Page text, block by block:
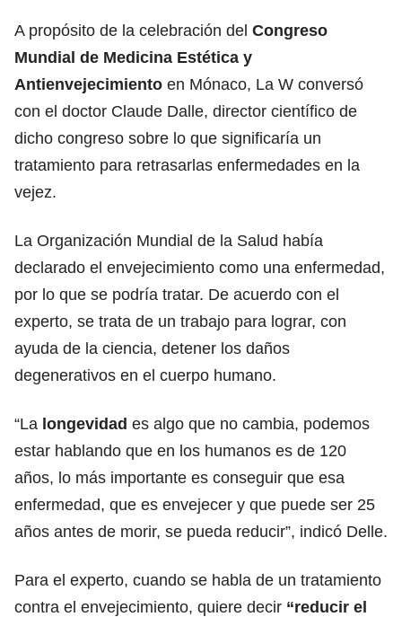
A propósito de la celebración del Congreso
Mundial de Medicina Estética y
Antienvejecimiento en Mónaco, La W conversó
con el doctor Claude Dalle, director científico de
dicho congreso sobre lo que significaría un
tratamiento para retrasarlas enfermedades en la
vejez.
La Organización Mundial de la Salud había
declarado el envejecimiento como una enfermedad,
por lo que se podría tratar. De acuerdo con el
experto, se trata de un trabajo para lograr, con
ayuda de la ciencia, detener los daños
degenerativos en el cuerpo humano.
“La longevidad es algo que no cambia, podemos
estar hablando que en los humanos es de 120
años, lo más importante es conseguir que esa
enfermedad, que es envejecer y que puede ser 25
años antes de morir, se pueda reducir”, indicó Delle.
Para el experto, cuando se habla de un tratamiento
contra el envejecimiento, quiere decir “reducir el